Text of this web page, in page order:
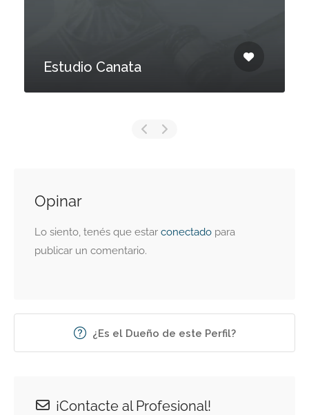
Estudio Canata
Opinar
Lo siento, tenés que estar conectado para
publicar un comentario.
¿Es el Dueño de este Perfil?
¡Contacte al Profesional!